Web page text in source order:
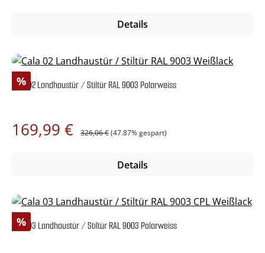
Details
Rabatt
%
Cala 02 Landhaustür / Stiltür RAL 9003 Polarweiss
Verkaufspreis:
169,99 €
326,06 €(47.87% gespart)
Details
Rabatt
%
Cala 03 Landhaustür / Stiltür RAL 9003 Polarweiss